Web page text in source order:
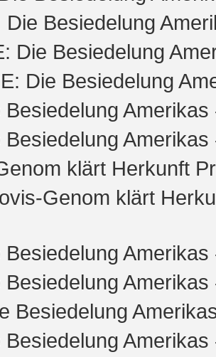
Die Besiedelung
Die Besiedelung
Die Besiedelung
Besiedelung Amerikas
Besiedelung Amerikas
klärt Herkunft
Genom klärt
Besiedelung Amerikas
Besiedelung Amerikas
Besiedelung
Besiedelung Amerikas